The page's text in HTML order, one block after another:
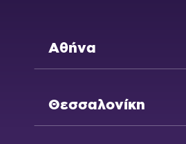
Αθήνα
Θεσσαλονίκη